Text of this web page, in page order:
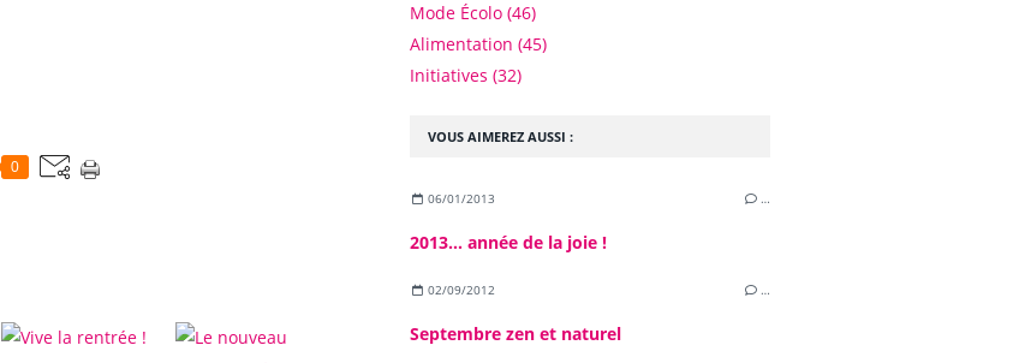
0
VOUS AIMEREZ AUSSI :
06/01/2013 …
2013... année de la joie !
02/09/2012 …
Septembre zen et naturel
Mode Écolo (46)
Alimentation (45)
Initiatives (32)